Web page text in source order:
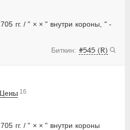
гг. / " × × " внутри короны, " -
#545 (R)
гг. / " × × " внутри короны
Цены 16